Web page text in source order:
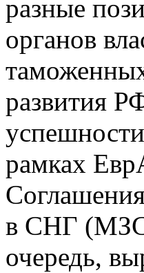
разные
органов
развития
рамках
в СНГ
очередь,